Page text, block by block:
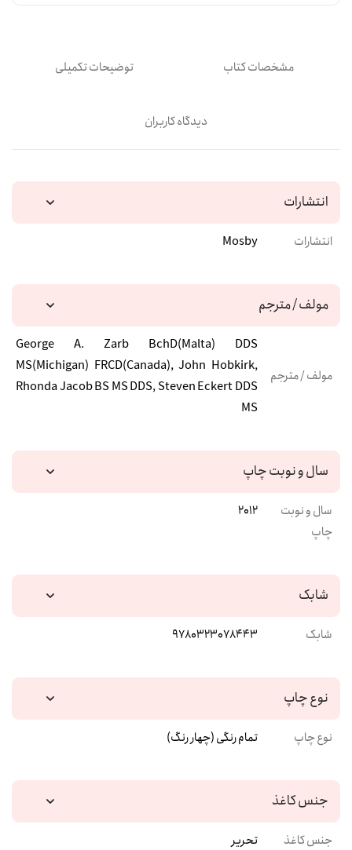
مشخصات کتاب توضیحات تکمیلی
دیدگاه کاربران
انتشارات
انتشارات Mosby
مولف / مترجم
مولف / مترجم
George A. Zarb BchD(Malta) DDS
MS(Michigan) FRCD(Canada), John Hobkirk,
Rhonda Jacob BS MS DDS, Steven Eckert DDS
MS
سال و نوبت چاپ
سال و نوبت
چاپ
2012
شابک
شابک 9780323078443
نوع چاپ
نوع چاپ تمام رنگی (چهار رنگ)
جنس کاغذ
جنس کاغذ تحریر